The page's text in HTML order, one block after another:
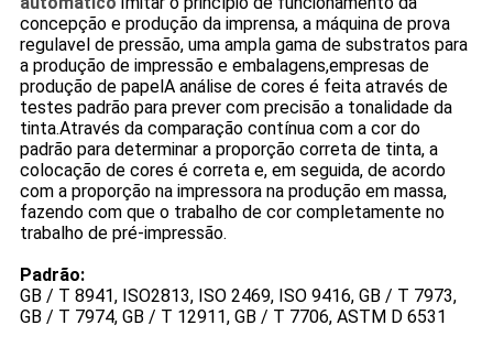
concepção e produção da imprensa, a máquina de prova
regulavel de pressão, uma ampla gama de substratos para
a produção de impressão e embalagens,empresas de
produção de papelA análise de cores é feita através de
testes padrão para prever com precisão a tonalidade da
tinta.Através da comparação contínua com a cor do
padrão para determinar a proporção correta de tinta, a
colocação de cores é correta e, em seguida, de acordo
com a proporção na impressora na produção em massa,
fazendo com que o trabalho de cor completamente no
trabalho de pré-impressão.
Padrão:
GB / T 8941, ISO2813, ISO 2469, ISO 9416, GB / T 7973,
GB / T 7974, GB / T 12911, GB / T 7706, ASTM D 6531